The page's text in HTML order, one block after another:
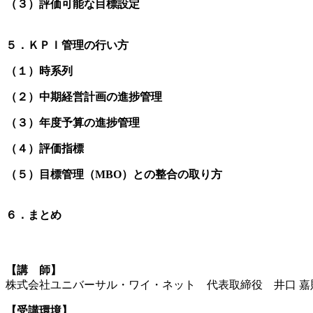
（３）評価可能な目標設定
５．ＫＰＩ管理の行い方
（１）時系列
（２）中期経営計画の進捗管理
（３）年度予算の進捗管理
（４）評価指標
（５）目標管理（MBO）との整合の取り方
６．まとめ
【講 師】
株式会社ユニバーサル・ワイ・ネット 代表取締役 井口 嘉
【受講環境】